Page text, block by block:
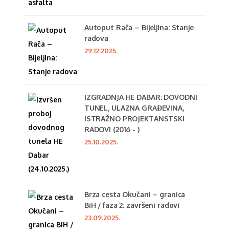
Autoput Rača – Bijeljina: Stanje
radova
29.12.2025.
IZGRADNJA HE DABAR: DOVODNI
TUNEL, ULAZNA GRAĐEVINA,
ISTRAŽNO PROJEKTANSTSKI
RADOVI (2016 - )
25.10.2025.
Brza cesta Okučani – granica
BiH / faza 2: završeni radovi
23.09.2025.